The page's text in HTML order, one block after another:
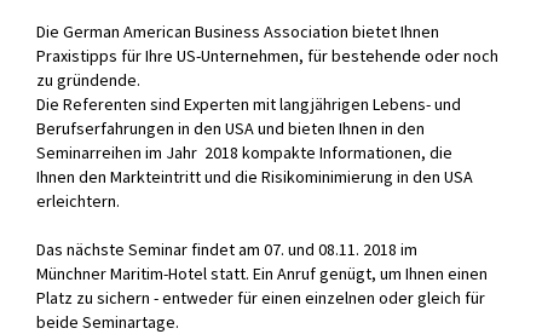
Die German American Business Association bietet Ihnen
Praxistipps für Ihre US-Unternehmen, für bestehende oder noch
zu gründende.
Die Referenten sind Experten mit langjährigen Lebens- und
Berufserfahrungen in den USA und bieten Ihnen in den
Seminarreihen im Jahr 2018 kompakte Informationen, die
Ihnen den Markteintritt und die Risikominimierung in den USA
erleichtern.
Das nächste Seminar findet am 07. und 08.11. 2018 im
Münchner Maritim-Hotel statt. Ein Anruf genügt, um Ihnen einen
Platz zu sichern - entweder für einen einzelnen oder gleich für
beide Seminartage.